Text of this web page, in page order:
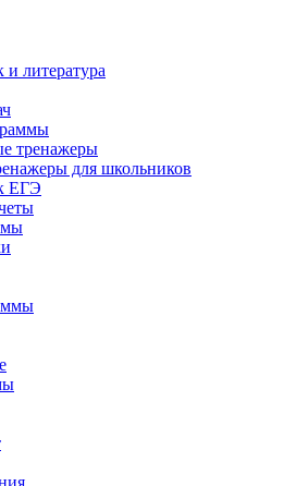
и литература
тренажеры
для школьников
ЕГЭ